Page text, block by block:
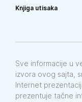
Knjiga utisaka
Sve informacije u
izvora ovog sajta,
Internet
prezentuje tačne